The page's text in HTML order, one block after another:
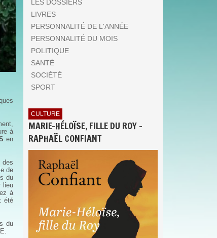
à
en
des
de
du
lieu
à
été
du
LES DOSSIERS
LIVRES
PERSONNALITÉ DE L'ANNÉE
PERSONNALITÉ DU MOIS
POLITIQUE
SANTÉ
SOCIÉTÉ
SPORT
CULTURE
MARIE-HÉLOÏSE, FILLE DU ROY -
RAPHAËL CONFIANT